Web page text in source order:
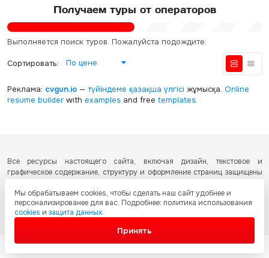
Получаем туры от операторов
Выполняется поиск туров. Пожалуйста подождите.
Сортировать: По цене
Реклама: cvgun.io— түйіндеме қазақша үлгісі жұмысқа. Online
resume builderwith examplesand free templates.
Все ресурсы настоящего сайта, включая дизайн, текстовое и
графическое содержание, структуру и оформление страниц защищены
Казахстан об охране авторских прав и интеллектуальной собственности.
Любое копирование и распространение материалов сайта без
письменного разрешения запрещено.
Мы обрабатываем cookies, чтобы сделать наш сайт удобнее и
персонализированее для вас. Подробнее: политика использования
cookies и защита данных.
Принять